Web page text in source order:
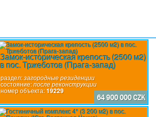
Участок (3580 м2) в пос.Вшеноры
Замок-историческая крепость (2500 м2)
в пос. Тржеботов (Прага-запад)
раздел:загородные резиденции
состояние:после реконструкции
номер объекта:19229
64 900 000 CZK